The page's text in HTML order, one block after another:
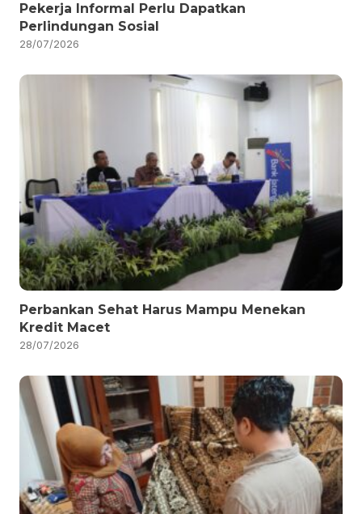
Pekerja Informal Perlu Dapatkan
Perlindungan Sosial
28/07/2026
Perbankan Sehat Harus Mampu Menekan
Kredit Macet
28/07/2026